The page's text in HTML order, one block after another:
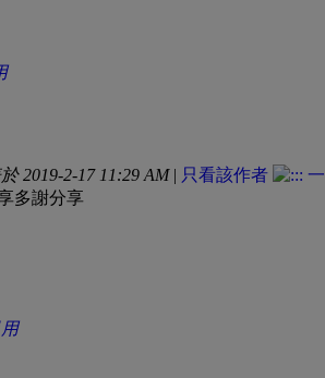
2019-2-17 11:29 AM| 只看該作者
多謝分享